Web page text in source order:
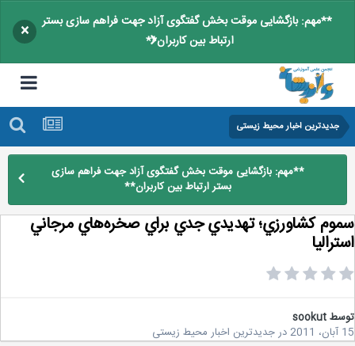
**مهم: بازگشایی موقت بخش گفتگوی آزاد جهت فراهم سازی بستر
ارتباط بین کاربران**
×
جدیدترین اخبار محیط زیستی
**مهم: بازگشایی موقت بخش گفتگوی آزاد جهت فراهم سازی
بستر ارتباط بین کاربران**
کشاورزي؛ تهديدي جدي براي صخره‌هاي مرجاني
sookut
درجدیدترین اخبار محیط زیستی